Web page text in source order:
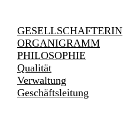
GESELLSCHAFTERIN
ORGANIGRAMM
PHILOSOPHIE
Qualität
Verwaltung
Geschäftsleitung